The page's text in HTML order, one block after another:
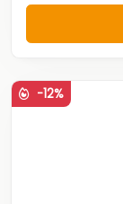
-12%